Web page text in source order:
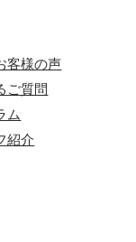
客様の声
ご質問
ム
紹介